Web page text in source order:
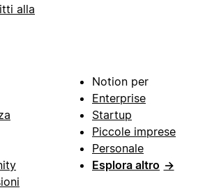
alla
Notion per
Enterprise
Startup
Piccole imprese
Personale
Esplora altro →